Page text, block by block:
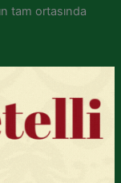
tam ortasında